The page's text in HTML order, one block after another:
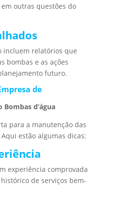
outras questões do
incluem relatórios que
bombas e as ações
futuro.
de
d’água
para a manutenção das
estão algumas dicas:
experiência comprovada
de serviços bem-